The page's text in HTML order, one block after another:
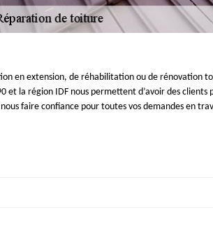
en extension, de réhabilitation ou de rénovation
la région IDF nous permettent d’avoir des clients
faire confiance pour toutes vos demandes en
travaux de réparation. En effet, les tuiles
selon les besoins d’étanchéité de votre toit.
coule, c’est dire qu’il faut faire la réparation